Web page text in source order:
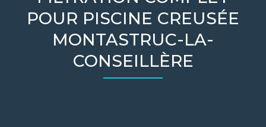
POUR PISCINE CREUSÉE
MONTASTRUC-LA-
CONSEILLÈRE